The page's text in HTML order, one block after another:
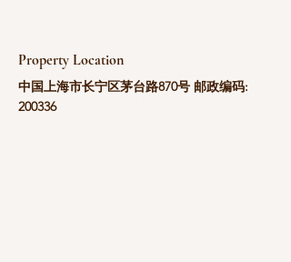
Property Location
中国上海市长宁区茅台路870号 邮政编码:
200336